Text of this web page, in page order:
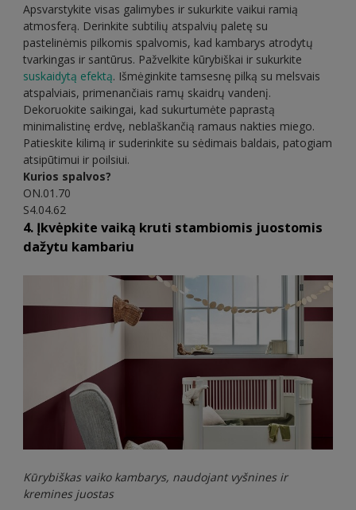
Apsvarstykite visas galimybes ir sukurkite vaikui ramią
atmosferą. Derinkite subtilių atspalvių paletę su
pastelinėmis pilkomis spalvomis, kad kambarys atrodytų
tvarkingas ir santūrus. Pažvelkite kūrybiškai ir sukurkite
suskaidytą efektą. Išmėginkite tamsesnę pilką su melsvais
atspalviais, primenančiais ramų skaidrų vandenį.
Dekoruokite saikingai, kad sukurtumėte paprastą
minimalistinę erdvę, neblaškančią ramaus nakties miego.
Patieskite kilimą ir suderinkite su sėdimais baldais, patogiam
atsipūtimui ir poilsiui.
Kurios spalvos?
ON.01.70
S4.04.62
4. Įkvėpkite vaiką kruti stambiomis juostomis
dažytu kambariu
Kūrybiškas vaiko kambarys, naudojant vyšnines ir
kremines juostas